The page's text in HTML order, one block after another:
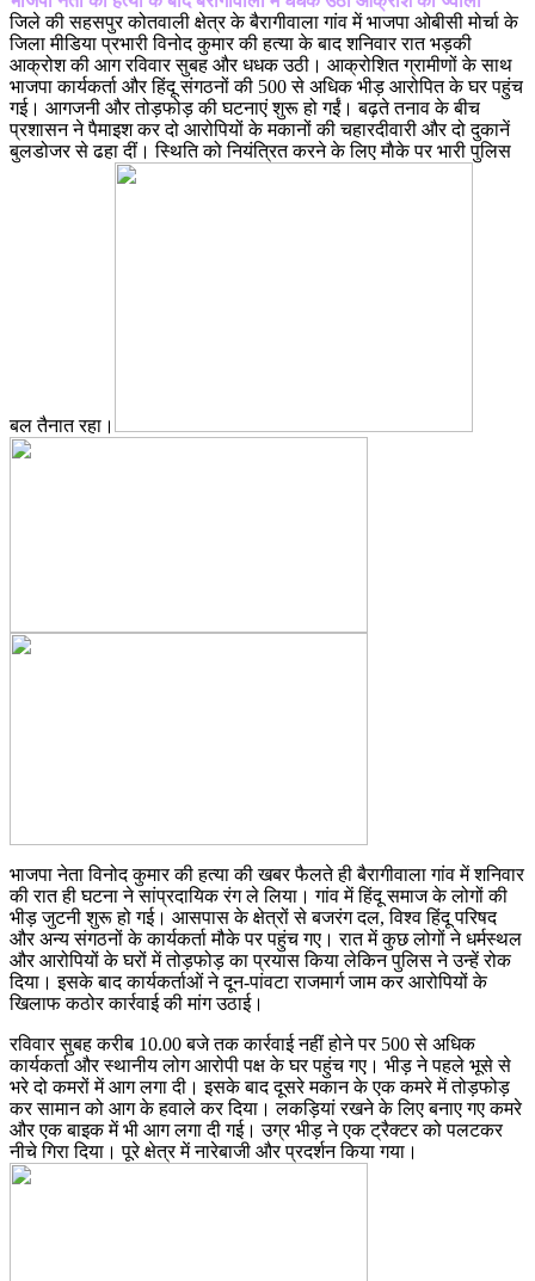
जिले की सहसपुर कोतवाली क्षेत्र के बैरागीवाला गांव में भाजपा ओबीसी मोर्चा के
जिला मीडिया प्रभारी विनोद कुमार की हत्या के बाद शनिवार रात भड़की
आक्रोश की आग रविवार सुबह और धधक उठी। आक्रोशित ग्रामीणों के साथ
भाजपा कार्यकर्ता और हिंदू संगठनों की 500 से अधिक भीड़ आरोपित के घर पहुंच
गई। आगजनी और तोड़फोड़ की घटनाएं शुरू हो गईं। बढ़ते तनाव के बीच
प्रशासन ने पैमाइश कर दो आरोपियों के मकानों की चहारदीवारी और दो दुकानें
बुलडोजर से ढहा दीं। स्थिति को नियंत्रित करने के लिए माैके पर भारी पुलिस
बल तैनात रहा।
भाजपा नेता विनोद कुमार की हत्या की खबर फैलते ही बैरागीवाला गांव में शनिवार
की रात ही घटना ने सांप्रदायिक रंग ले लिया। गांव में हिंदू समाज के लोगों की
भीड़ जुटनी शुरू हो गई। आसपास के क्षेत्रों से बजरंग दल, विश्व हिंदू परिषद
और अन्य संगठनों के कार्यकर्ता मौके पर पहुंच गए। रात में कुछ लोगों ने धर्मस्थल
और आरोपियों के घरों में तोड़फोड़ का प्रयास किया लेकिन पुलिस ने उन्हें रोक
दिया। इसके बाद कार्यकर्ताओं ने दून-पांवटा राजमार्ग जाम कर आरोपियों के
खिलाफ कठोर कार्रवाई की मांग उठाई।
रविवार सुबह करीब 10.00 बजे तक कार्रवाई नहीं होने पर 500 से अधिक
कार्यकर्ता और स्थानीय लोग आरोपी पक्ष के घर पहुंच गए। भीड़ ने पहले भूसे से
भरे दो कमरों में आग लगा दी। इसके बाद दूसरे मकान के एक कमरे में तोड़फोड़
कर सामान को आग के हवाले कर दिया। लकड़ियां रखने के लिए बनाए गए कमरे
और एक बाइक में भी आग लगा दी गई। उग्र भीड़ ने एक ट्रैक्टर को पलटकर
नीचे गिरा दिया। पूरे क्षेत्र में नारेबाजी और प्रदर्शन किया गया।